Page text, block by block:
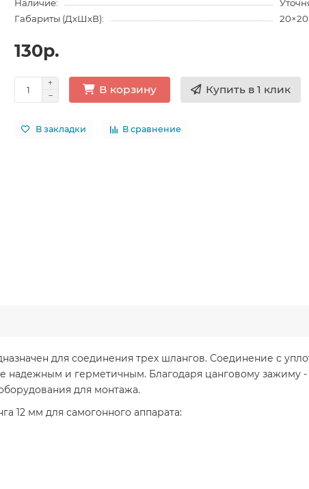
Наличие:
Габариты (ДхШхВ):
130р.
В корзину Купить в 1 клик
В закладки В сравнение
для соединения трех шлангов. Соединение с
и герметичным. Благодаря цанговому зажиму -
для монтажа.
12 мм для самогонного аппарата: